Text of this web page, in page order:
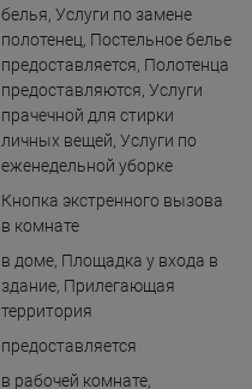
белья, Услуги по замене
полотенец, Постельное белье
предоставляется, Полотенца
предоставляются, Услуги
прачечной для стирки
личных вещей, Услуги по
еженедельной уборке
Кнопка экстренного вызова
в комнате
в доме, Площадка у входа в
здание, Прилегающая
территория
предоставляется
в рабочей комнате,